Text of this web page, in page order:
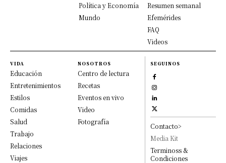
Política y Economía
Mundo
Resumen semanal
Efemérides
FAQ
Videos
VIDA
Educación
Entretenimientos
Estilos
Comidas
Salud
Trabajo
Relaciones
Viajes
NOSOTROS
Centro de lectura
Recetas
Eventos en vivo
Video
Fotografía
SEGUINOS
Contacto>
Media Kit
Terminoss &
Condiciones